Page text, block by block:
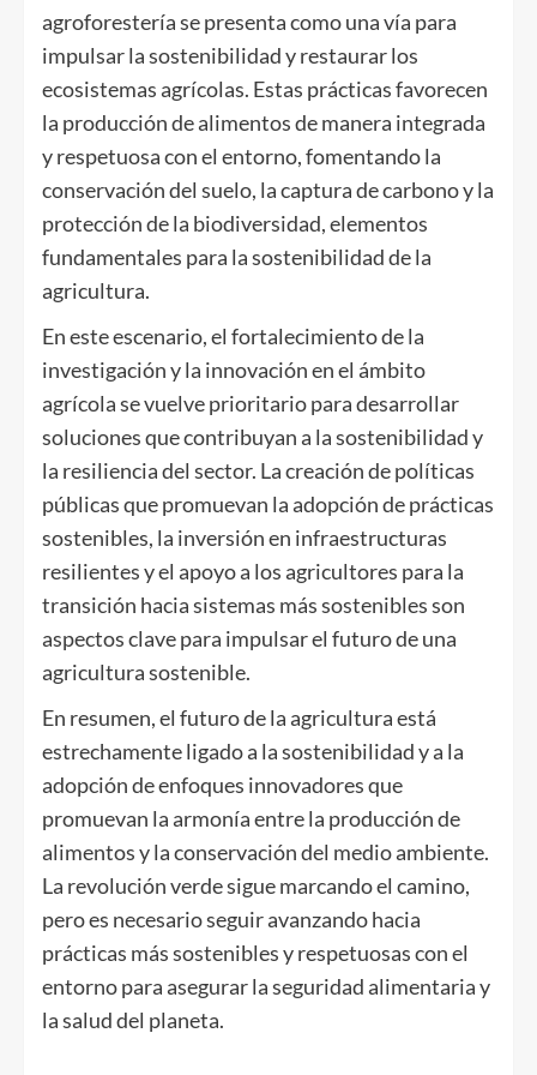
agroforestería se presenta como una vía para
impulsar la sostenibilidad y restaurar los
ecosistemas agrícolas. Estas prácticas favorecen
la producción de alimentos de manera integrada
y respetuosa con el entorno, fomentando la
conservación del suelo, la captura de carbono y la
protección de la biodiversidad, elementos
fundamentales para la sostenibilidad de la
agricultura.
En este escenario, el fortalecimiento de la
investigación y la innovación en el ámbito
agrícola se vuelve prioritario para desarrollar
soluciones que contribuyan a la sostenibilidad y
la resiliencia del sector. La creación de políticas
públicas que promuevan la adopción de prácticas
sostenibles, la inversión en infraestructuras
resilientes y el apoyo a los agricultores para la
transición hacia sistemas más sostenibles son
aspectos clave para impulsar el futuro de una
agricultura sostenible.
En resumen, el futuro de la agricultura está
estrechamente ligado a la sostenibilidad y a la
adopción de enfoques innovadores que
promuevan la armonía entre la producción de
alimentos y la conservación del medio ambiente.
La revolución verde sigue marcando el camino,
pero es necesario seguir avanzando hacia
prácticas más sostenibles y respetuosas con el
entorno para asegurar la seguridad alimentaria y
la salud del planeta.